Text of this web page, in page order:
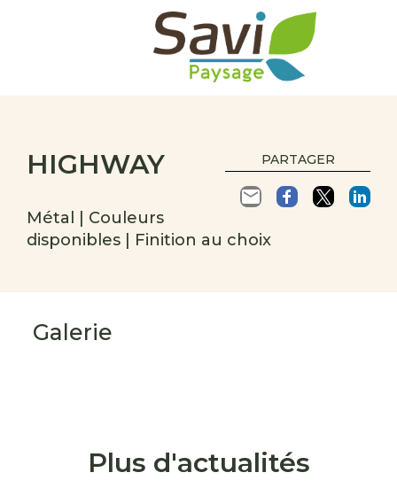
PARTAGER
HIGHWAY
Métal | Couleurs
disponibles | Finition au choix
Galerie
Plus d'actualités